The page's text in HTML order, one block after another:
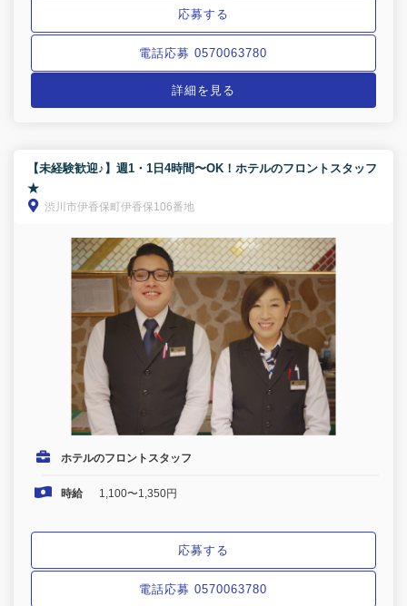
応募する
電話応募 0570063780
詳細を見る
【未経験歓迎♪】週1・1日4時間〜OK！ホテルのフロントスタッフ
★
渋川市伊香保町伊香保106番地
ホテルのフロントスタッフ
時給 1,100〜1,350円
応募する
電話応募 0570063780